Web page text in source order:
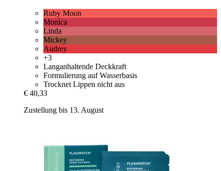
Ruby Moon
Monica
Linda
Mickey
Audrey
+3
Langanhaltende Deckkraft
Formulierung auf Wasserbasis
Trocknet Lippen nicht aus
€ 40,33
Zustellung bis 13. August